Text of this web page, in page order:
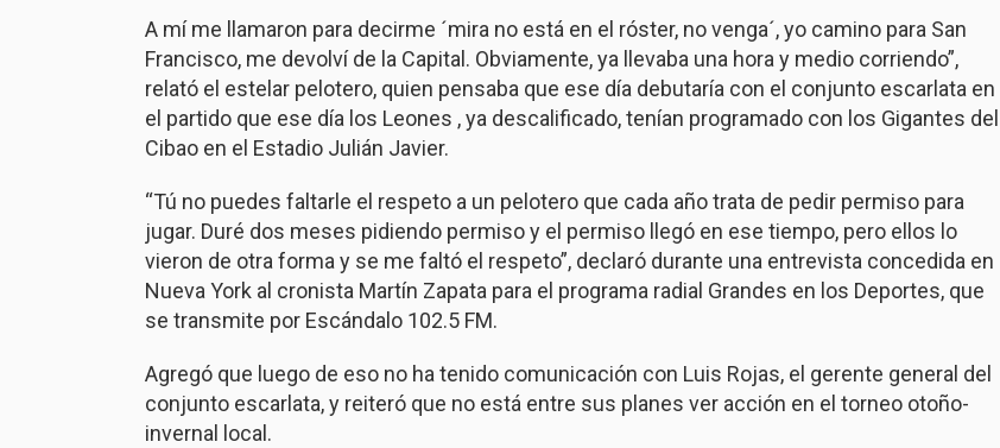
A mí me llamaron para decirme ´mira no está en el róster, no venga´, yo camino para San
Francisco, me devolví de la Capital. Obviamente, ya llevaba una hora y medio corriendo”,
relató el estelar pelotero, quien pensaba que ese día debutaría con el conjunto escarlata en
el partido que ese día los Leones , ya descalificado, tenían programado con los Gigantes del
Cibao en el Estadio Julián Javier.
“Tú no puedes faltarle el respeto a un pelotero que cada año trata de pedir permiso para
jugar. Duré dos meses pidiendo permiso y el permiso llegó en ese tiempo, pero ellos lo
vieron de otra forma y se me faltó el respeto”, declaró durante una entrevista concedida en
Nueva York al cronista Martín Zapata para el programa radial Grandes en los Deportes, que
se transmite por Escándalo 102.5 FM.
Agregó que luego de eso no ha tenido comunicación con Luis Rojas, el gerente general del
conjunto escarlata, y reiteró que no está entre sus planes ver acción en el torneo otoño-
invernal local.